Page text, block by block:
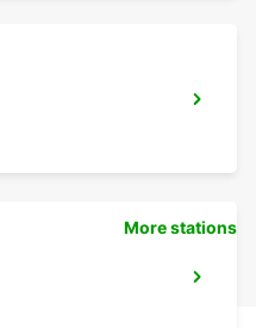
More stations